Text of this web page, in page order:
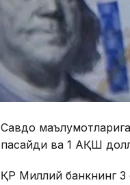
Савдо
пасайди ва 1 АҚШ
ҚР Миллий банкнинг